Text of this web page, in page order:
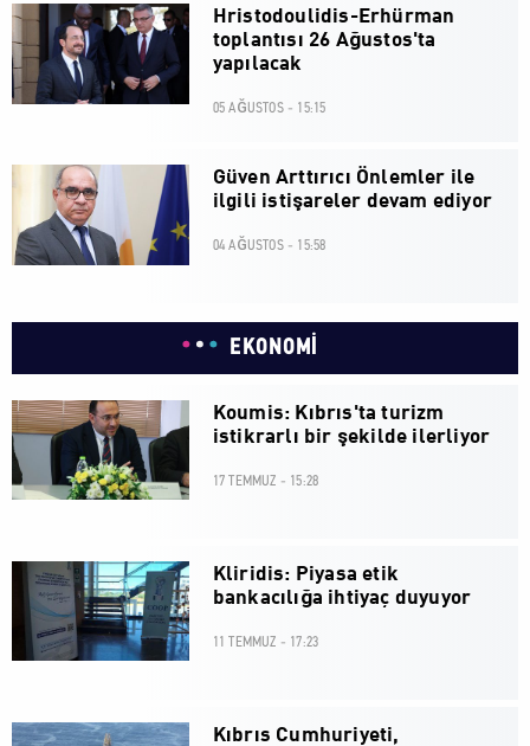
Hristodoulidis-Erhürman
toplantısı 26 Ağustos'ta
yapılacak
05 AĞUSTOS - 15:15
Güven Arttırıcı Önlemler ile
ilgili istişareler devam ediyor
04 AĞUSTOS - 15:58
EKONOMİ
Koumis: Kıbrıs'ta turizm
istikrarlı bir şekilde ilerliyor
17 TEMMUZ - 15:28
Kliridis: Piyasa etik
bankacılığa ihtiyaç duyuyor
11 TEMMUZ - 17:23
Kıbrıs Cumhuriyeti,